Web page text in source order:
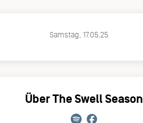
Samstag, 17.05.25
Über The Swell Season